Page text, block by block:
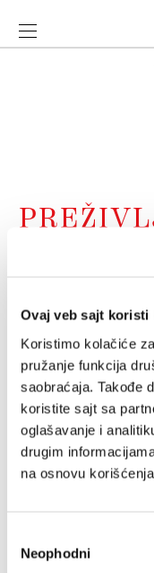
Ovaj veb sajt koristi
Koristimo kolačiće
pružanje funkcija
saobraćaja. Takođe
koristite sajt sa
oglašavanje i
drugim
na osnovu
сагласности
Neophodni
pita: